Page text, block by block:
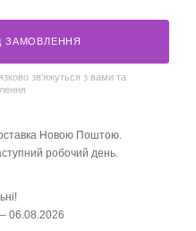
ЗАМОВЛЕННЯ
зв'яжуться з вами та
Новою Поштою.
робочий день.
06.08.2026